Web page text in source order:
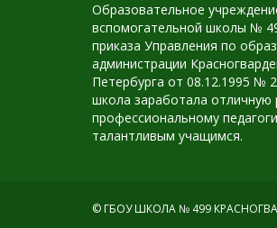
Образовательное
вспомогательной школы №
приказа Управления по
администрации
Петербурга от 08.12.1995 №
школа заработала отличную
профессиональному
талантливым учащимся.
© ГБОУ ШКОЛА № 499